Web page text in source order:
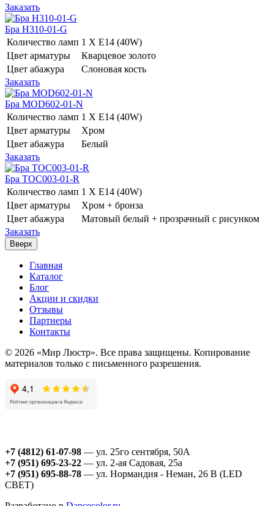
Заказать
Бра H310-01-G
Количество ламп 1 Х E14 (40W)
Цвет арматуры
Кварцевое золото
Цвет абажура
Слоновая кость
Заказать
Бра MOD602-01-N
Количество ламп 1 Х E14 (40W)
Цвет арматуры
Хром
Цвет абажура
Белый
Заказать
Бра TOC003-01-R
Количество ламп 1 Х E14 (40W)
Цвет арматуры
Хром + бронза
Цвет абажура
Матовый белый + прозрачный с рисунком
Заказать
Вверх
Главная
Каталог
Блог
Акции и скидки
Отзывы
Партнеры
Контакты
© 2026 «Мир Люстр». Все права защищены. Копирование
материалов только с письменного разрешения.
+7 (4812) 61-07-98 — ул. 25го сентября, 50А
+7 (951) 695-23-22 — ул. 2-ая Садовая, 25а
+7 (951) 695-88-78 — ул. Нормандия - Неман, 26 В (LED
СВЕТ)